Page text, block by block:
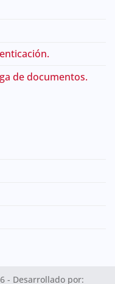
de documentos.
- Desarrollado por: